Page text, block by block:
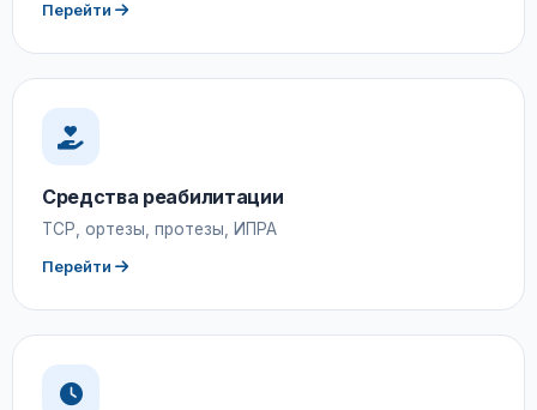
Перейти
Средства реабилитации
ТСР, ортезы, протезы, ИПРА
Перейти